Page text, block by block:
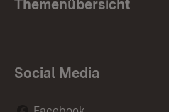
Themenübersicht
Social Media